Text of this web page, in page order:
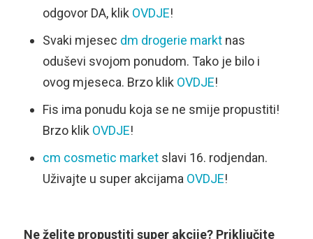
odgovor DA, klik OVDJE!
Svaki mjesec dm drogerie marktnas
oduševi svojom ponudom. Tako je bilo i
ovog mjeseca. Brzo klik OVDJE!
Fis ima ponudu koja se ne smije propustiti!
Brzo klik OVDJE!
cm cosmetic marketslavi 16. rodjendan.
Uživajte u super akcijama OVDJE!
Ne želite propustiti super akcije? Priključite